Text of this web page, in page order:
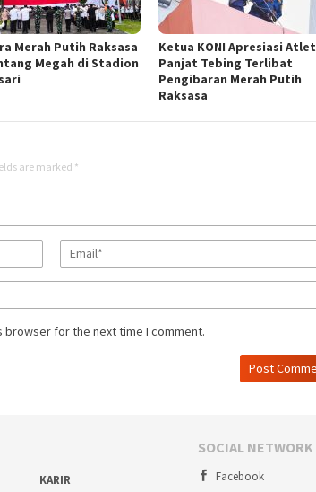
Merah Putih Raksasa
Megah di Stadion
Ketua KONI Apresiasi Atlet
Panjat Tebing Terlibat
Pengibaran Merah Putih
Raksasa
are marked *
browser for the next time I comment.
KARIR
SOCIAL NETWORK
Facebook